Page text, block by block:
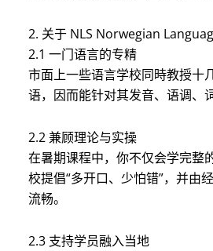
2. 关于 NLS Norwegian
2.1 一门语言的专精
市面上一些语言学校同時教授十
语，因而能针对其发音、语调、
2.2 兼顾理论与实操
在暑期课程中，你不仅会学完整
校提倡“多开口、少怕错”，并由
流畅。
2.3 支持学员融入当地